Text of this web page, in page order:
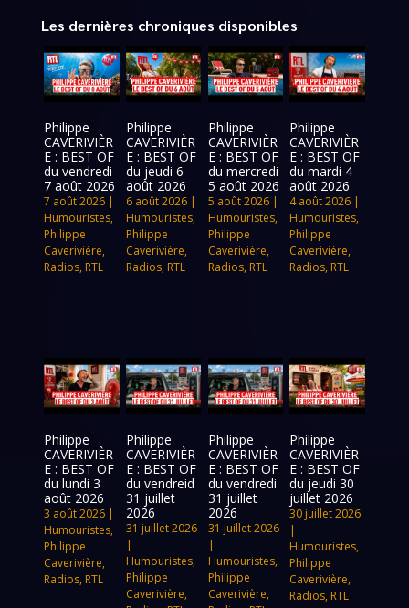
Les dernières chroniques disponibles
Philippe
CAVERIVIÈR
E : BEST OF
du vendredi
7 août 2026
7 août 2026 |
Humouristes,
Philippe
Caverivière,
Radios, RTL
Philippe
CAVERIVIÈR
E : BEST OF
du jeudi 6
août 2026
6 août 2026|
Humouristes,
Philippe
Caverivière,
Radios, RTL
Philippe
CAVERIVIÈR
E : BEST OF
du mercredi
5 août 2026
5 août 2026|
Humouristes,
Philippe
Caverivière,
Radios, RTL
Philippe
CAVERIVIÈR
E : BEST OF
du mardi 4
août 2026
4 août 2026 |
Humouristes,
Philippe
Caverivière,
Radios, RTL
Philippe
CAVERIVIÈR
E : BEST OF
du lundi 3
août 2026
3 août 2026 |
Humouristes,
Philippe
Caverivière,
Radios, RTL
Philippe
CAVERIVIÈR
E : BEST OF
du vendreid
31 juillet
2026
31 juillet 2026
|
Humouristes,
Philippe
Caverivière,
Philippe
CAVERIVIÈR
E : BEST OF
du vendredi
31 juillet
2026
31 juillet 2026
|
Humouristes,
Philippe
Caverivière,
Philippe
CAVERIVIÈR
E : BEST OF
du jeudi 30
juillet 2026
30 juillet 2026
|
Humouristes,
Philippe
Caverivière,
Radios, RTL